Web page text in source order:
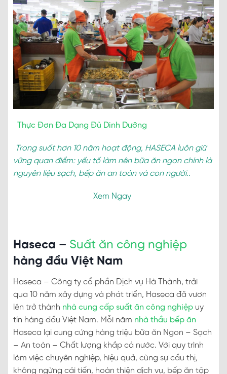
Thực Đơn Đa Dạng Đủ Dinh Dưỡng
Trong suốt hơn 10 năm hoạt động, HASECA luôn giữ
vững quan điểm: yếu tố làm nên bữa ăn ngon chính là
nguyên liệu sạch, bếp ăn an toàn và con người..
Xem Ngay
Haseca – Suất ăn công nghiệp
hàng đầu Việt Nam
Haseca – Công ty cổ phần Dịch vụ Hà Thành, trải
qua 10 năm xây dựng và phát triển, Haseca đã vươn
lên trở thành nhà cung cấp suất ăn công nghiệp uy
tín hàng đầu Việt Nam. Mỗi năm nhà thầu bếp ăn
Haseca lại cung cứng hàng triệu bữa ăn Ngon – Sạch
– An toàn – Chất lượng khắp cả nước. Với quy trình
làm việc chuyên nghiệp, hiệu quả, cùng sự cầu thị,
không ngừng cải tiến, hoàn thiện dịch vụ, bếp ăn tập